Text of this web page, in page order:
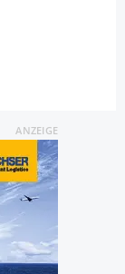
ANZEIGE